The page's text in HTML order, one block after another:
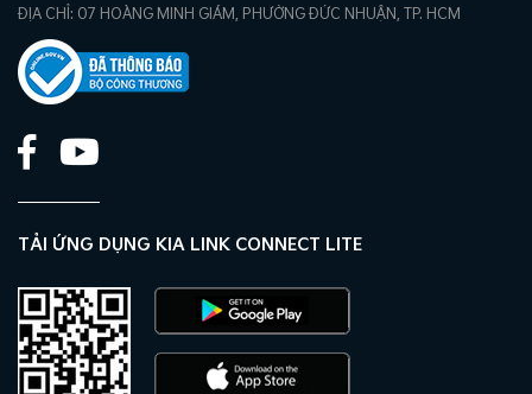
ĐỊA CHỈ: 07 HOÀNG MINH GIÁM, PHƯỜNG ĐỨC NHUẬN, TP. HCM
TẢI ỨNG DỤNG KIA LINK CONNECT LITE